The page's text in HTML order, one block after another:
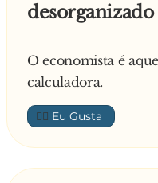
O economista é
calculadora.
👍🏼